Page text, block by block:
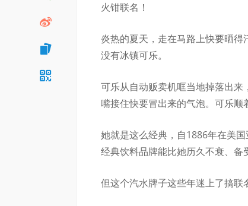
火钳联名！
炎热的夏天，走在马路上快要晒
没有冰镇可乐。
可乐从自动贩卖机哐当地掉落出
嘴接住快要冒出来的气泡。可乐顺
她就是这么经典，自1886年在美
经典饮料品牌能比她历久不衰、备
但这个汽水牌子这些年迷上了搞联